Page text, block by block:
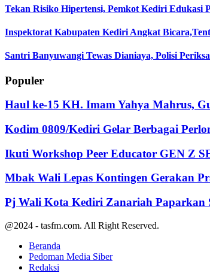
Tekan Risiko Hipertensi, Pemkot Kediri Edukasi
Inspektorat Kabupaten Kediri Angkat
Santri Banyuwangi Tewas Dianiaya, Polisi
Populer
Haul ke-15 KH. Imam Yahya Mahrus,
Kodim 0809/Kediri Gelar Berbagai
Ikuti Workshop Peer Educator GEN Z
Mbak Wali Lepas Kontingen Gerakan
Pj Wali Kota Kediri Zanariah Paparkan
@2024 - tasfm.com. All Right Reserved.
Beranda
Pedoman Media Siber
Redaksi